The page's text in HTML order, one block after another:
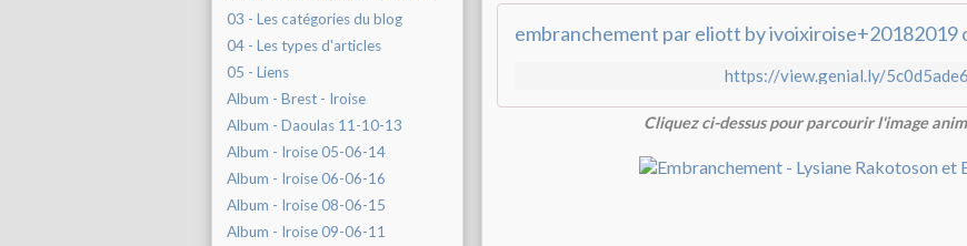
03 - Les catégories du blog
04 - Les types d'articles
05 - Liens
Album - Brest - Iroise
Album - Daoulas 11-10-13
Album - Iroise 05-06-14
Album - Iroise 06-06-16
Album - Iroise 08-06-15
Album - Iroise 09-06-11
embranchement par eliott by ivoixiroise+20182019
https://view.genial.ly/
Cliquez ci-dessus pour parcourir l'image